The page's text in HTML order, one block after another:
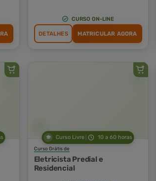
CURSO ON-LINE
DETALHES MATRICULAR AGORA
Curso Livre 10 a 60 horas
Curso Grátis de
Eletricista Predial e
Residencial